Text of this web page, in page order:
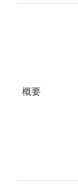
概要